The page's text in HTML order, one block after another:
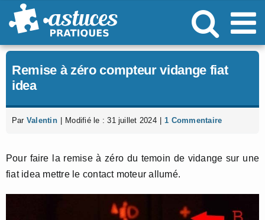
Passer
au
Remise à zéro compteur vidange fiat
idea
Par Valentin Modifié le : 31 juillet 2024 1 Commentaire
Pour faire la remise à zéro du temoin de vidange sur une
fiat idea mettre le contact moteur allumé.